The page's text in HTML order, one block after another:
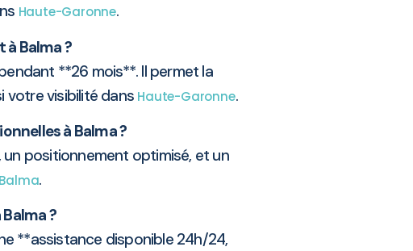
Haute-Garonne.
Balma ?
**26 mois**. Il permet la
votre visibilité dans Haute-Garonne.
à Balma ?
positionnement optimisé, et un
.
?
**assistance disponible 24h/24,